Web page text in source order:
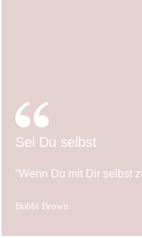
Sei Du selbst
“Wenn Du mit Dir selbst
Bobbi Brown